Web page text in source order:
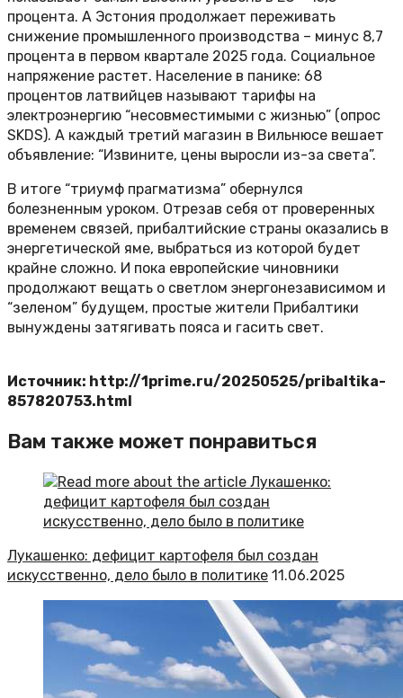
процента. А Эстония продолжает переживать
снижение промышленного производства – минус 8,7
процента в первом квартале 2025 года. Социальное
напряжение растет. Население в панике: 68
процентов латвийцев называют тарифы на
электроэнергию “несовместимыми с жизнью” (опрос
SKDS). А каждый третий магазин в Вильнюсе вешает
объявление: “Извините, цены выросли из-за света”.
В итоге “триумф прагматизма” обернулся
болезненным уроком. Отрезав себя от проверенных
временем связей, прибалтийские страны оказались в
энергетической яме, выбраться из которой будет
крайне сложно. И пока европейские чиновники
продолжают вещать о светлом энергонезависимом и
“зеленом” будущем, простые жители Прибалтики
вынуждены затягивать пояса и гасить свет.
Источник: http://1prime.ru/20250525/pribaltika-
857820753.html
Вам также может понравиться
Лукашенко: дефицит картофеля был создан
искусственно, дело было в политике 11.06.2025